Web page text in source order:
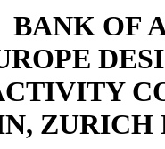
BANK OF
ZURICH